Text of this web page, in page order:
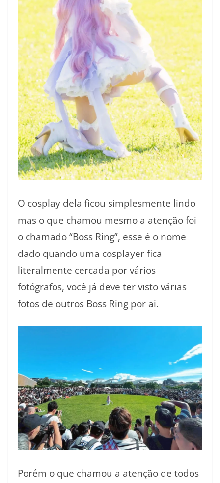
O cosplay dela ficou simplesmente lindo
mas o que chamou mesmo a atenção foi
o chamado “Boss Ring”, esse é o nome
dado quando uma cosplayer fica
literalmente cercada por vários
fotógrafos, você já deve ter visto várias
fotos de outros Boss Ring por ai.
Porém o que chamou a atenção de todos